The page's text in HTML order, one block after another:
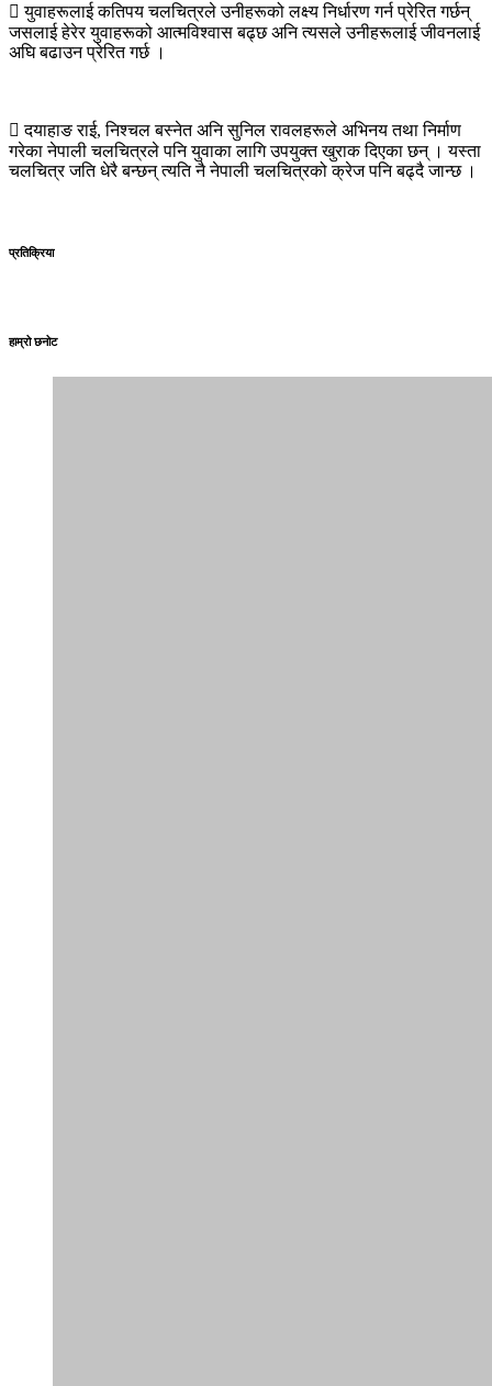
 युवाहरूलाई कतिपय चलचित्रले उनीहरूको लक्ष्य निर्धारण गर्न प्रेरित गर्छन्
जसलाई हेरेर युवाहरूको आत्मविश्वास बढ्छ अनि त्यसले उनीहरूलाई जीवनलाई
अघि बढाउन प्रेरित गर्छ ।
 दयाहाङ राई, निश्चल बस्नेत अनि सुनिल रावलहरूले अभिनय तथा निर्माण
गरेका नेपाली चलचित्रले पनि युवाका लागि उपयुक्त खुराक दिएका छन् । यस्ता
चलचित्र जति धेरै बन्छन् त्यति नै नेपाली चलचित्रको क्रेज पनि बढ्दै जान्छ ।
प्रतिक्रिया
हाम्रो छनोट